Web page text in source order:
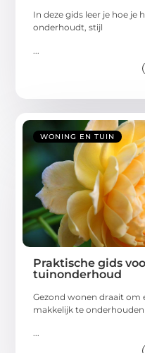
In deze gids leer je hoe je
onderhoudt, stijl
WONING EN TUIN
Praktische gids
tuinonderhoud
Gezond wonen draait om
makkelijk te onderhouden